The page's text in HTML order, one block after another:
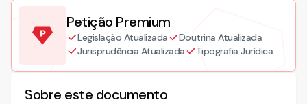
Petição Premium
Legislação Atualizada
Doutrina Atualizada
Jurisprudência Atualizada
Tipografia Jurídica
Sobre este documento